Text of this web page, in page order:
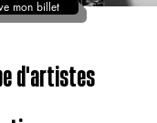
mon billet
d'artistes